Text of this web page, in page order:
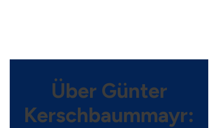
Über Günter
Kerschbaummayr: